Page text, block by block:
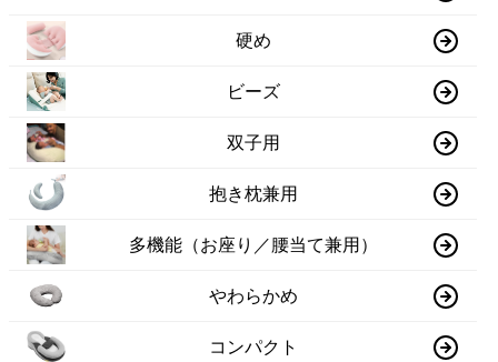
硬め
ビーズ
双子用
抱き枕兼用
多機能（お座り／腰当て兼用）
やわらかめ
コンパクト